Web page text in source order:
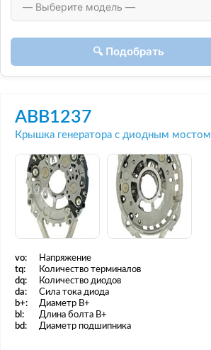
🔍 Подобрать
ABB1237
Крышка генератора с диодным мостом
vo: Напряжение
tq:
Количество терминалов
dq:
Количество диодов
da:
Сила тока диода
b+:
Диаметр B+
bl:
Длина болта B+
bd:
Диаметр подшипника